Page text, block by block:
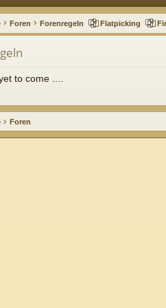
Foren Forenregeln Flatpicking
to come ....
Foren